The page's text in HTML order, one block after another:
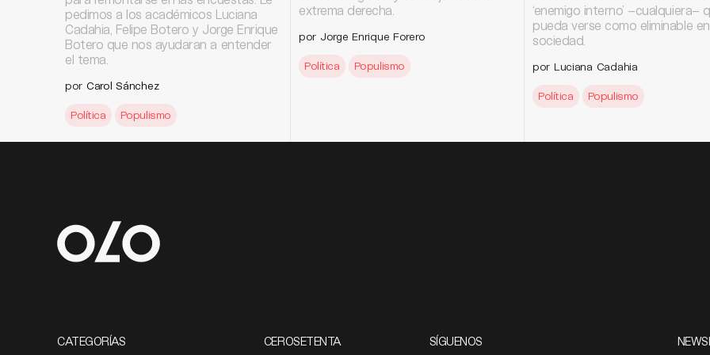
pedimos a los académicos Luciana
Cadahia, Felipe Botero y Jorge Enrique
Botero que nos ayudaran a entender
el tema.
por Carol Sánchez
Política Populismo
extrema derecha.
por Jorge Enrique Forero
Política Populismo
‘enemigo interno’ –cualquiera–
pueda verse como eliminable
sociedad.
por Luciana Cadahia
Política Populismo
CATEGORÍAS CEROSETENTA SÍGUENOS